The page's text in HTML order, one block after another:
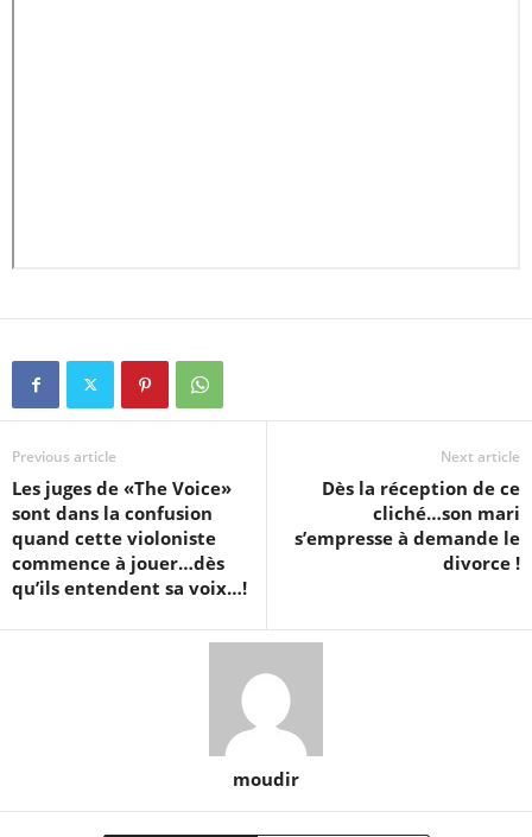
Previous article
Les juges de «The Voice»
sont dans la confusion
quand cette violoniste
commence à jouer…dès
qu’ils entendent sa voix…!
Next article
Dès la réception de ce
cliché…son mari
s’empresse à demande le
divorce !
moudir